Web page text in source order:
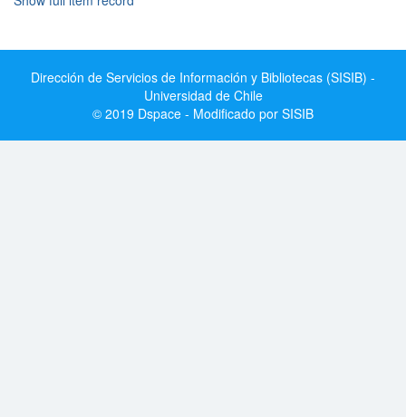
Dirección de Servicios de Información y Bibliotecas (SISIB) -
Universidad de Chile
© 2019 Dspace - Modificado por SISIB